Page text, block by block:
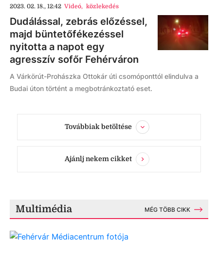
2023. 02. 18., 12:42 Videó, közlekedés
Dudálással, zebrás előzéssel,
majd büntetőfékezéssel
nyitotta a napot egy
agresszív sofőr Fehérváron
A Várkörút-Prohászka Ottokár úti csomóponttól elindulva a
Budai úton történt a megbotránkoztató eset.
Továbbiak betöltése
Ajánlj nekem cikket
Multimédia MÉG TÖBB CIKK